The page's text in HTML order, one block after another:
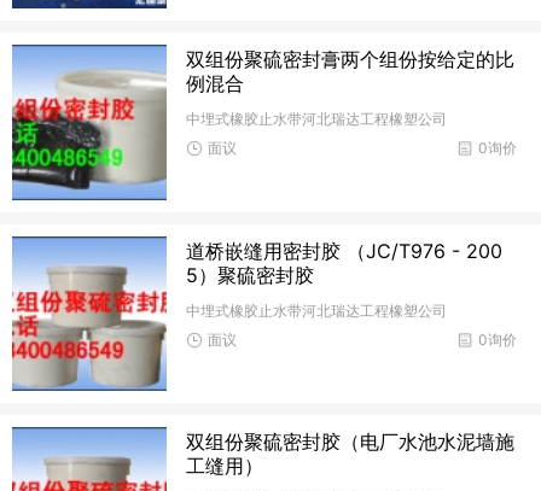
双组份聚硫密封膏两个组份按给定的比
例混合
中埋式橡胶止水带河北瑞达工程橡塑公司
0询价
面议
道桥嵌缝用密封胶 （JC/T976 - 200
5）聚硫密封胶
中埋式橡胶止水带河北瑞达工程橡塑公司
0询价
面议
双组份聚硫密封胶（电厂水池水泥墙施
工缝用）